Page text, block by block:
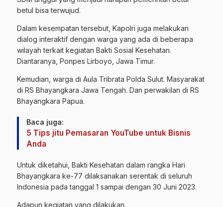
betul bisa terwujud.
Dalam kesempatan tersebut, Kapolri juga melakukan
dialog interaktif dengan warga yang ada di beberapa
wilayah terkait kegiatan Bakti Sosial Kesehatan.
Diantaranya, Ponpes Lirboyo, Jawa Timur.
Kemudian, warga di Aula Tribrata Polda Sulut. Masyarakat
di RS Bhayangkara Jawa Tengah. Dan perwakilan di RS
Bhayangkara Papua.
Baca juga:
5 Tips jitu Pemasaran YouTube untuk Bisnis
Anda
Untuk diketahui, Bakti Kesehatan dalam rangka Hari
Bhayangkara ke-77 dilaksanakan serentak di seluruh
Indonesia pada tanggal 1 sampai dengan 30 Juni 2023.
Adapun kegiatan yang dilakukan,